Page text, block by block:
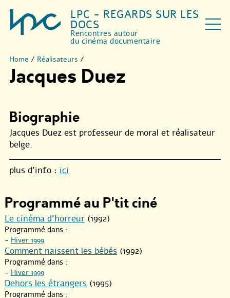
LPC - REGARDS SUR LES
DOCS
Rencontres autour
du cinéma documentaire
Home / Réalisateurs /
Jacques Duez
Biographie
Jacques Duez est professeur de moral et réalisateur
belge.
plus d’info : ici
Programmé au P'tit ciné
Le cinéma d’horreur (1992)
Programmé dans :
- Hiver 1999
Comment naissent les bébés (1992)
Programmé dans :
- Hiver 1999
Dehors les étrangers (1995)
Programmé dans :